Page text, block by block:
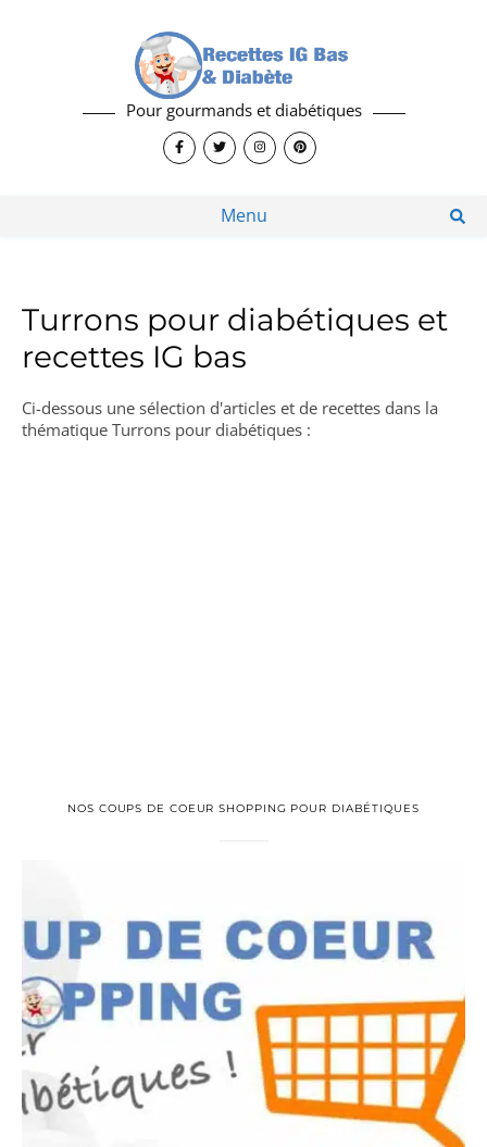
Pour gourmands et diabétiques
Menu
Turrons pour diabétiques et
recettes IG bas
Ci-dessous une sélection d'articles et de recettes dans la
thématique Turrons pour diabétiques :
NOS COUPS DE COEUR SHOPPING POUR DIABÉTIQUES